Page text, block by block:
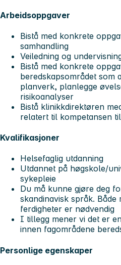
Arbeidsoppgaver
Bistå med konkrete
samhandling
Veiledning og
Bistå med konkrete
beredskapsområdet som
planverk, planlegge
risikoanalyser
Bistå klinikkdirektøren
relatert til kompetansen
Kvalifikasjoner
Helsefaglig utdanning
Utdannet på høgskole/
sykepleie
Du må kunne gjøre deg
skandinavisk språk.
ferdigheter er nødvendig
I tillegg mener vi det er
innen fagområdene
Personlige egenskaper